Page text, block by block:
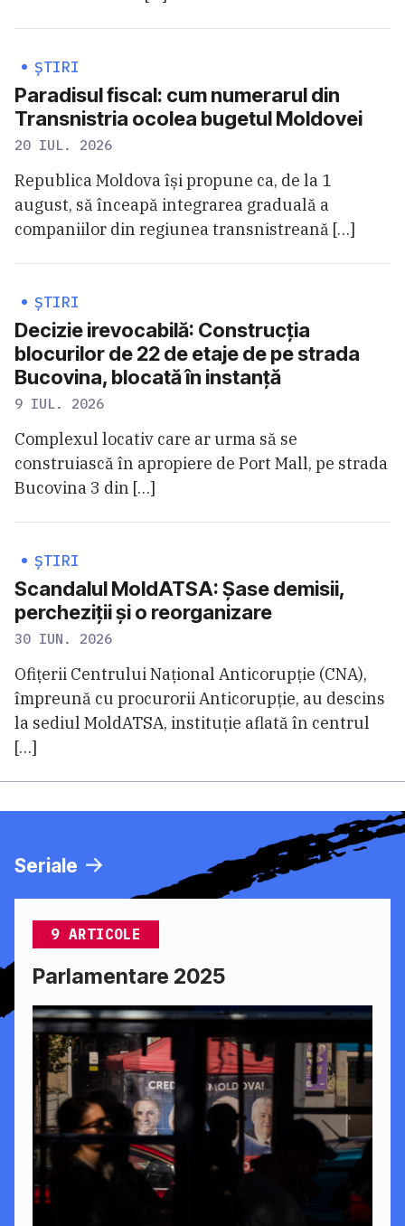
ȘTIRI
Paradisul fiscal: cum numerarul din
Transnistria ocolea bugetul Moldovei
20 IUL. 2026
Republica Moldova își propune ca, de la 1
august, să înceapă integrarea graduală a
companiilor din regiunea transnistreană […]
ȘTIRI
Decizie irevocabilă: Construcția
blocurilor de 22 de etaje de pe strada
Bucovina, blocată în instanță
9 IUL. 2026
Complexul locativ care ar urma să se
construiască în apropiere de Port Mall, pe strada
Bucovina 3 din […]
ȘTIRI
Scandalul MoldATSA: Şase demisii,
percheziții şi o reorganizare
30 IUN. 2026
Ofițerii Centrului Național Anticorupție (CNA),
împreună cu procurorii Anticorupție, au descins
la sediul MoldATSA, instituție aflată în centrul
[…]
Seriale
9 ARTICOLE
Parlamentare 2025